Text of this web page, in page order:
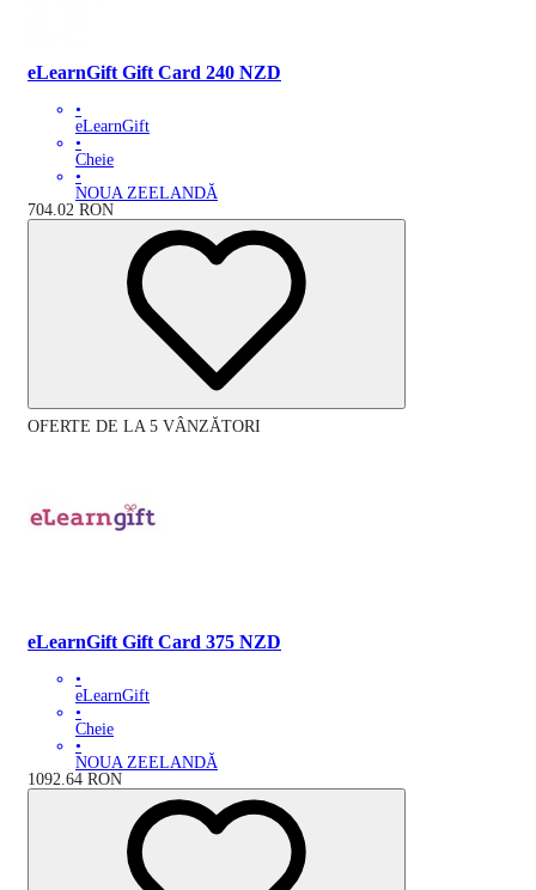
eLearnGift Gift Card 240 NZD
•
eLearnGift
•
Cheie
•
NOUA ZEELANDĂ
704.02 RON
OFERTE DE LA 5 VÂNZĂTORI
eLearnGift Gift Card 375 NZD
•
eLearnGift
•
Cheie
•
NOUA ZEELANDĂ
1092.64 RON